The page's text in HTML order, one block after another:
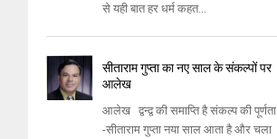
से यही बात हर धर्म कहत...
सीताराम गुप्ता का नए साल के संकल्पों पर
आलेख
आलेख द्वन्द्व की समाप्ति है संकल्प की पूर्णता
-सीताराम गुप्ता नया साल आता है और चला